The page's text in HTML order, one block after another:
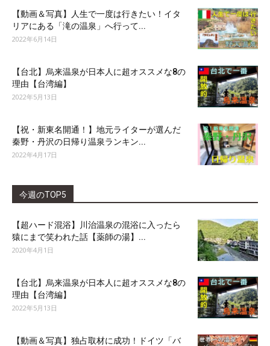
【動画＆写真】人生で一度は行きたい！イタ
リアにある「滝の温泉」へ行って...
2022年6月14日
【台北】烏来温泉が日本人に超オススメな8の
理由【台湾編】
2022年5月13日
【祝・新東名開通！】地元ライターが選んだ
秦野・丹沢の日帰り温泉ランキン...
2022年4月17日
今週のTOP5
【超ハード混浴】川治温泉の混浴に入ったら
猿にまで笑われた話【薬師の湯】...
2020年4月1日
【台北】烏来温泉が日本人に超オススメな8の
理由【台湾編】
2022年5月13日
【動画＆写真】独占取材に成功！ドイツ「バ